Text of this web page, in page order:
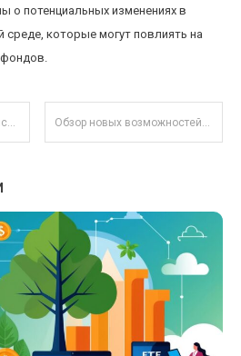
потенциальных изменениях в
среде, которые могут повлиять на
фондов.
записям Обзор новых возможностей AI-инструментов для автоматизации дизайнерских проектов 2025 года